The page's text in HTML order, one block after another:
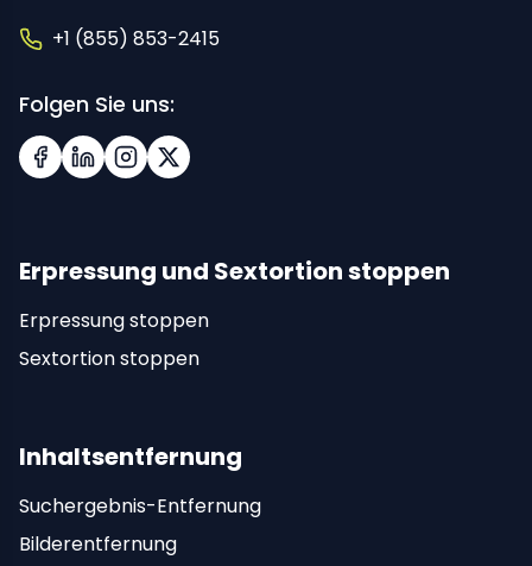
+1 (855) 853-2415
Folgen Sie uns:
Facebook
LinkedInInstagramX (Twitter)
Erpressung und Sextortion stoppen
Erpressung stoppen
Sextortion stoppen
Inhaltsentfernung
Suchergebnis-Entfernung
Bilderentfernung